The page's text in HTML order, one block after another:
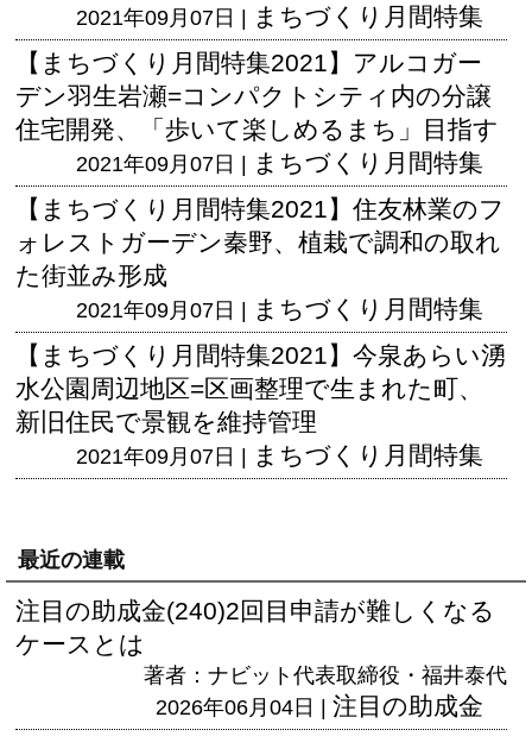
2021年09月07日 | まちづくり月間特集
【まちづくり月間特集2021】アルコガー
デン羽生岩瀬=コンパクトシティ内の分譲
住宅開発、「歩いて楽しめるまち」目指す
2021年09月07日 | まちづくり月間特集
【まちづくり月間特集2021】住友林業のフ
ォレストガーデン秦野、植栽で調和の取れ
た街並み形成
2021年09月07日 | まちづくり月間特集
【まちづくり月間特集2021】今泉あらい湧
水公園周辺地区=区画整理で生まれた町、
新旧住民で景観を維持管理
2021年09月07日 | まちづくり月間特集
最近の連載
注目の助成金(240)2回目申請が難しくなる
ケースとは
著者：ナビット代表取締役・福井泰代
2026年06月04日 | 注目の助成金